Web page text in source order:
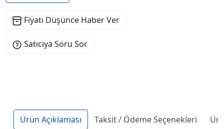
Fiyatı Düşünce Haber Ver
Satıcıya Soru Sor
Ürün Açıklaması Taksit / Ödeme Seçenekleri